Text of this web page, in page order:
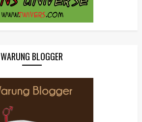
WARUNG BLOGGER